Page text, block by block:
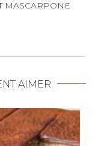
MASCARPONE
AIMER